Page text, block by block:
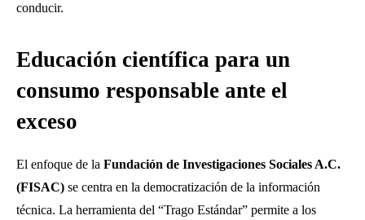
conducir.
Educación científica para un
consumo responsable ante el
exceso
El enfoque de la Fundación de Investigaciones Sociales A.C.
(FISAC) se centra en la democratización de la información
técnica. La herramienta del “Trago Estándar” permite a los